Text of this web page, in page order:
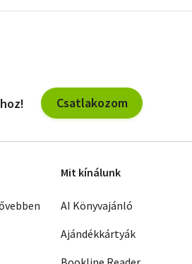
szűrők
Csatlakozom
Mit kínálunk
AI Könyvajánló
Ajándékkártyák